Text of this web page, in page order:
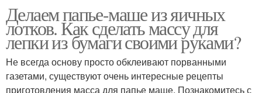
Делаем папье-маше из яичных
лотков. Как сделать массу для
лепки из бумаги своими руками?
Не всегда основу просто обклеивают порванными
газетами, существуют очень интересные рецепты
приготовления масса для папье маше. Познакомитесь с